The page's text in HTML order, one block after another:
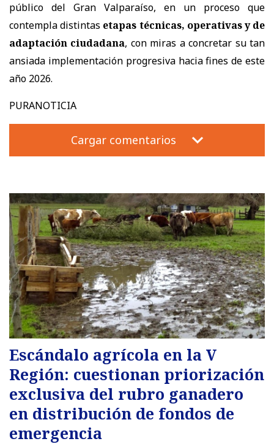
público del Gran Valparaíso, en un proceso que
contempla distintas etapas técnicas, operativas y de
adaptación ciudadana, con miras a concretar su tan
ansiada implementación progresiva hacia fines de este
año 2026.
PURANOTICIA
Cargar comentarios
Escándalo agrícola en la V
Región: cuestionan priorización
exclusiva del rubro ganadero
en distribución de fondos de
emergencia